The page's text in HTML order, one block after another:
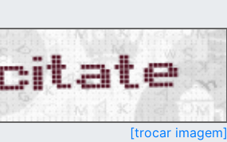
[trocar imagem]